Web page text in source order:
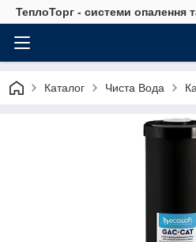
ТеплоТорг - системи опалення
Каталог Чиста Вода